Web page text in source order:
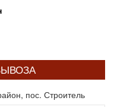
пос. Строитель